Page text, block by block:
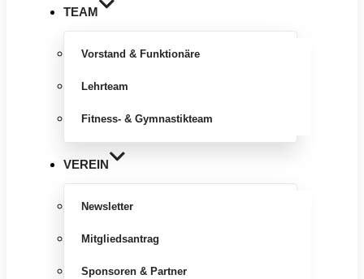
TEAM
Vorstand & Funktionäre
Lehrteam
Fitness- & Gymnastikteam
VEREIN
Newsletter
Mitgliedsantrag
Sponsoren & Partner